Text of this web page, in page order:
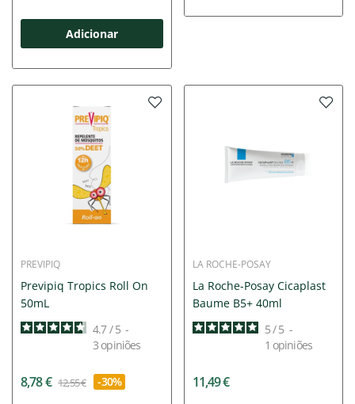
Adicionar
PREVIPIQ
Previpiq Tropics Roll On
50mL
4.7/ 5 -
3 opiniões
8,78 € 12,55 € -30%
LA ROCHE-POSAY
La Roche-Posay Cicaplast
Baume B5+ 40ml
5/ 5 -
1 opiniões
11,49 €